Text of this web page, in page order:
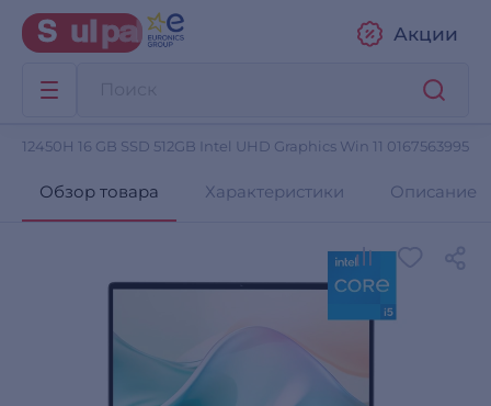
Акции
12450H 16 GB SSD 512GB Intel UHD Graphics Win 11 0167563995
Обзор товара Характеристики Описание